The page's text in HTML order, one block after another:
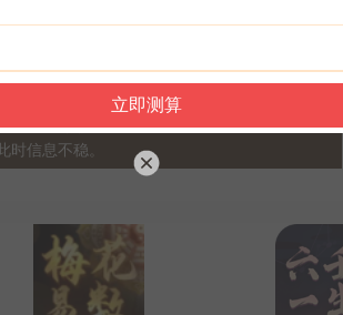
致，秉除杂念，先双手合手默念，月下老人，
事情；最后点上面的签筒开始抽签！心诚则
上十一点是阴阳相接之时，最适宜抽签，抽签
时信息不稳。